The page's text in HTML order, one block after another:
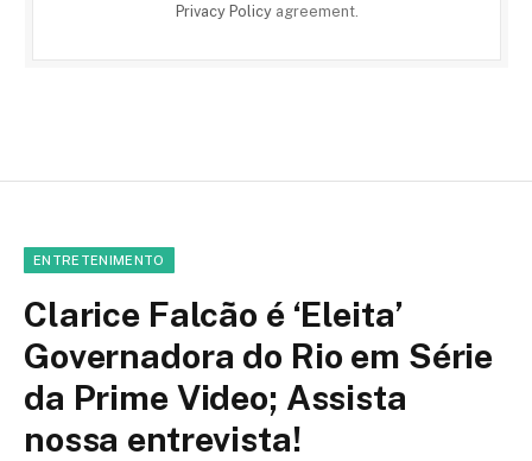
Privacy Policyagreement.
ENTRETENIMENTO
Clarice Falcão é ‘Eleita’
Governadora do Rio em Série
da Prime Video; Assista
nossa entrevista!